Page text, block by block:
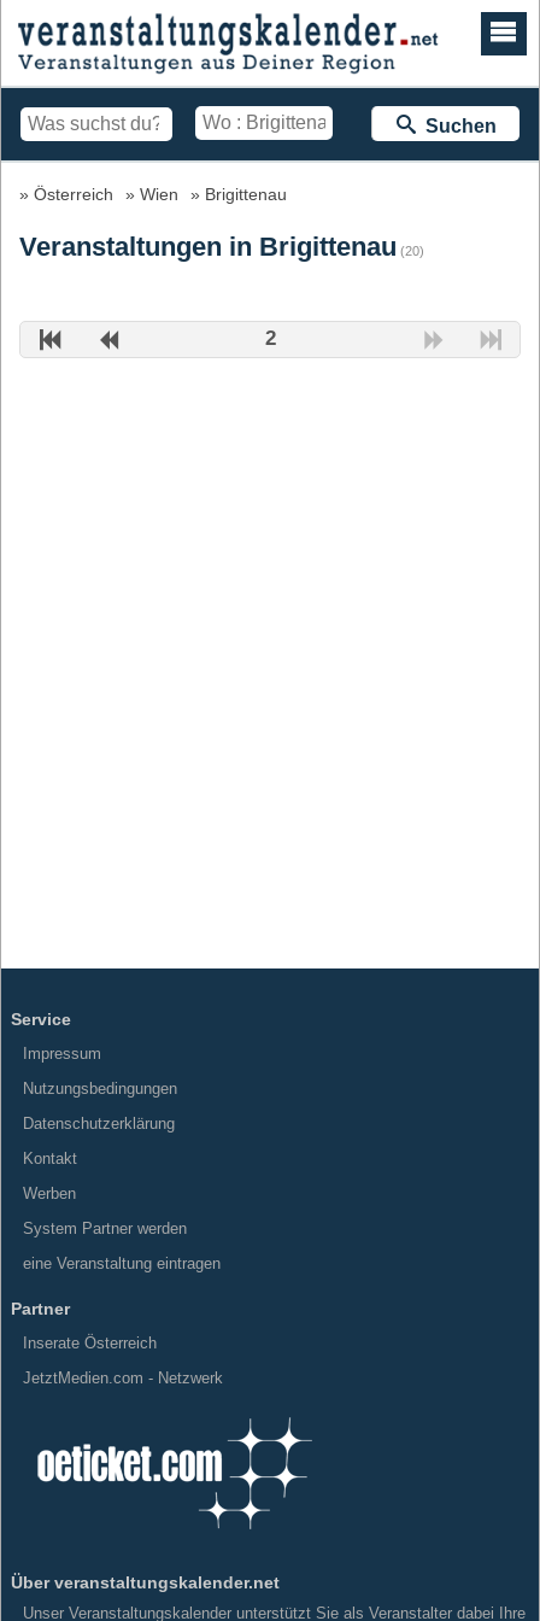
Suchen
Österreich Wien Brigittenau
Veranstaltungen in Brigittenau (20)
2
Service
Impressum
Nutzungsbedingungen
Datenschutzerklärung
Kontakt
Werben
System Partner werden
eine Veranstaltung eintragen
Partner
Inserate Österreich
JetztMedien.com - Netzwerk
Über veranstaltungskalender.net
Unser Veranstaltungskalender unterstützt Sie als Veranstalter dabei Ihre